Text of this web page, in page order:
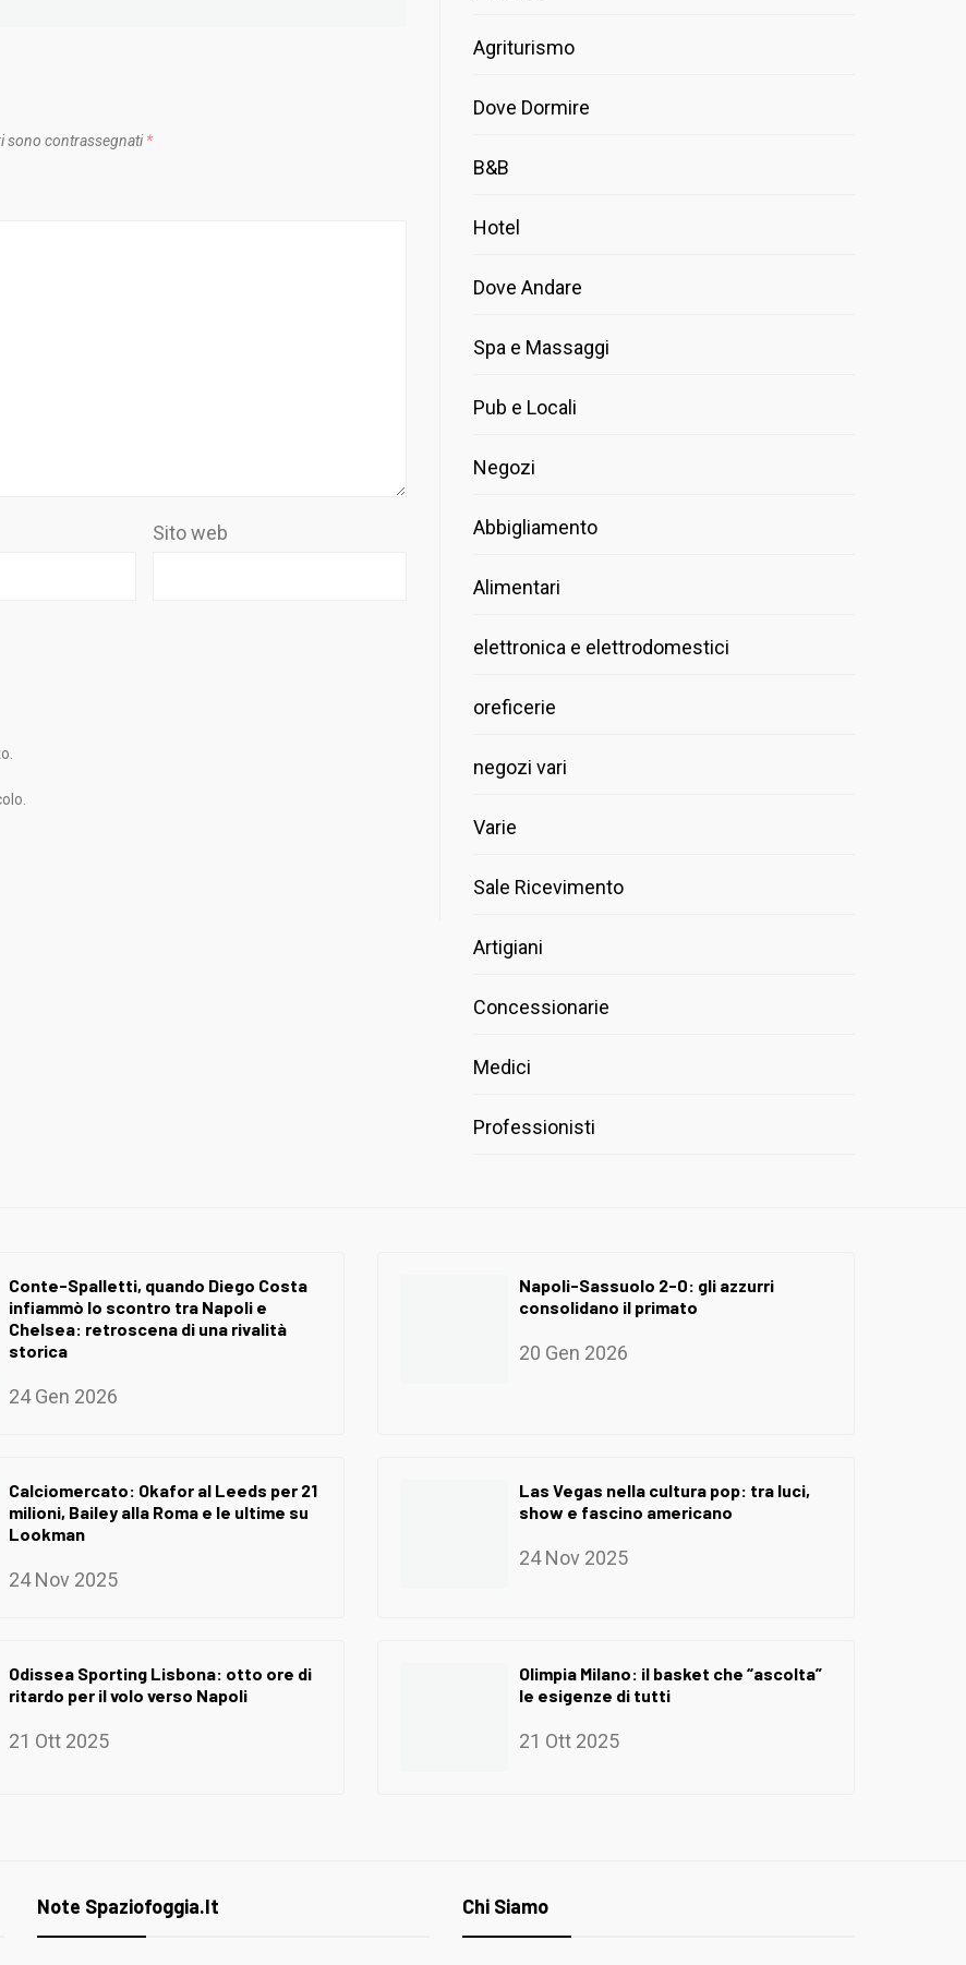
sono contrassegnati *
Sito web
Agriturismo
Dove Dormire
B&B
Hotel
Dove Andare
Spa e Massaggi
Pub e Locali
Negozi
Abbigliamento
Alimentari
elettronica e elettrodomestici
oreficerie
negozi vari
Varie
Sale Ricevimento
Artigiani
Concessionarie
Medici
Professionisti
Conte-Spalletti, quando Diego Costa
infiammò lo scontro tra Napoli e
Chelsea: retroscena di una rivalità
storica
24 Gen 2026
Napoli-Sassuolo 2-0: gli azzurri
consolidano il primato
20 Gen 2026
Calciomercato: Okafor al Leeds per 21
milioni, Bailey alla Roma e le ultime su
Lookman
24 Nov 2025
Las Vegas nella cultura pop: tra luci,
show e fascino americano
24 Nov 2025
Odissea Sporting Lisbona: otto ore di
ritardo per il volo verso Napoli
21 Ott 2025
Olimpia Milano: il basket che “ascolta”
le esigenze di tutti
21 Ott 2025
Note Spaziofoggia.it Chi Siamo